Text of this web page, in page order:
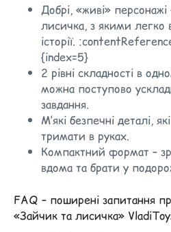
Добрі, «живі» персонажі
лисичка, з якими легко
історії.
{index=5}
2 рівні складності в
можна поступово
завдання.
М’які безпечні деталі,
тримати в руках.
Компактний формат –
вдома та брати у
FAQ – поширені запитання
«Зайчик та лисичка»